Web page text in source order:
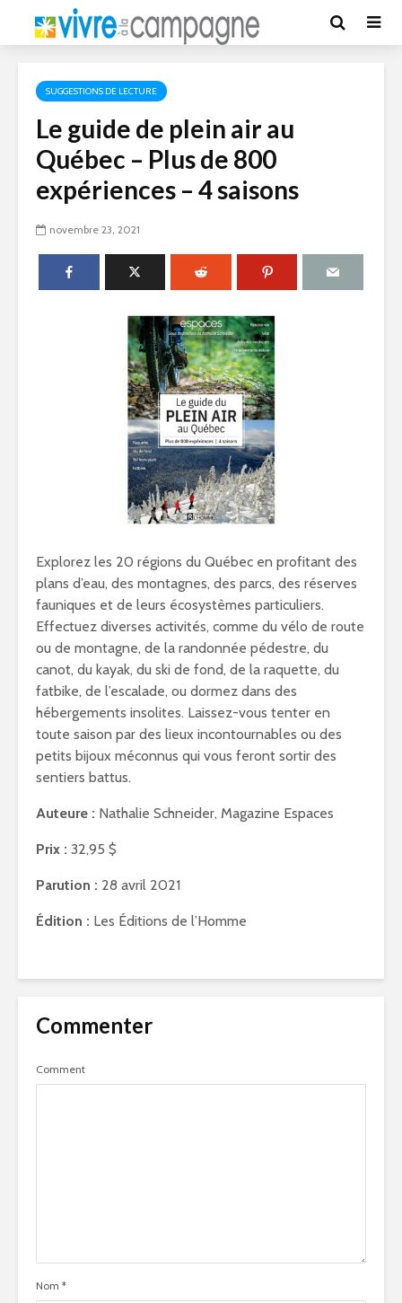
SUGGESTIONS DE LECTURE
Le guide de plein air au
Québec – Plus de 800
expériences – 4 saisons
novembre 23, 2021
Explorez les 20 régions du Québec en profitant des
plans d’eau, des montagnes, des parcs, des réserves
fauniques et de leurs écosystèmes particuliers.
Effectuez diverses activités, comme du vélo de route
ou de montagne, de la randonnée pédestre, du
canot, du kayak, du ski de fond, de la raquette, du
fatbike, de l’escalade, ou dormez dans des
hébergements insolites. Laissez-vous tenter en
toute saison par des lieux incontournables ou des
petits bijoux méconnus qui vous feront sortir des
sentiers battus.
Auteure : Nathalie Schneider, Magazine Espaces
Prix : 32,95 $
Parution : 28 avril 2021
Édition : Les Éditions de l’Homme
Commenter
Comment
Nom *